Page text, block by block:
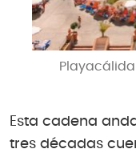
Esta cadena
tres décadas